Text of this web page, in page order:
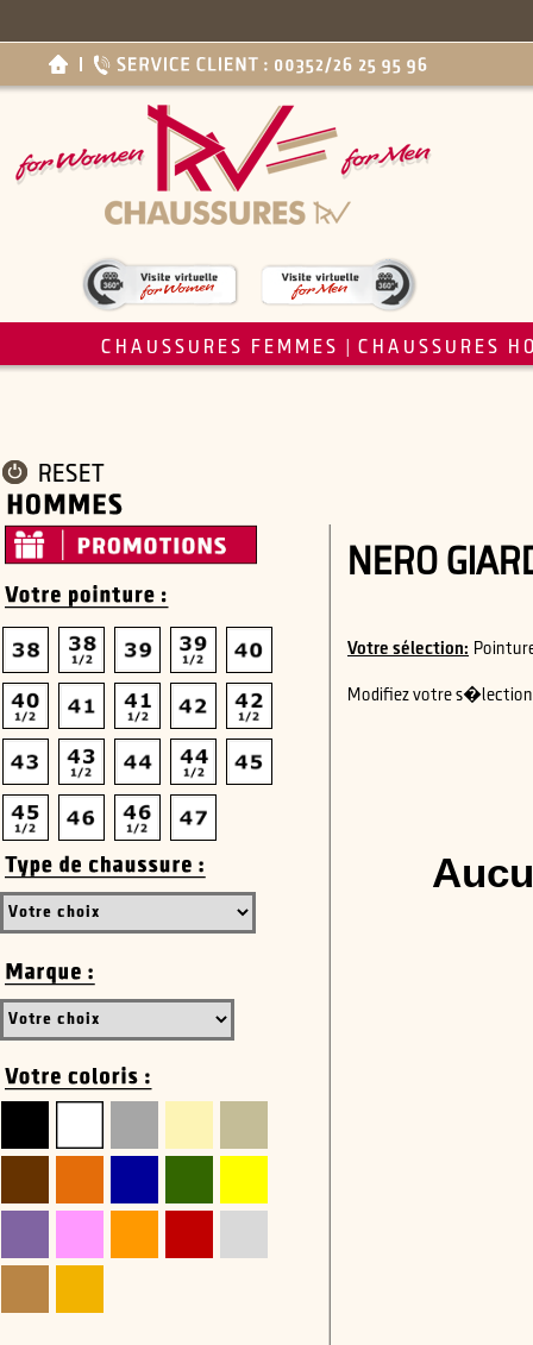
CHAUSSURES FEMMES CHAUSSURES
RESET
NERO
Votre sélection:
Modifiez votre s�lection